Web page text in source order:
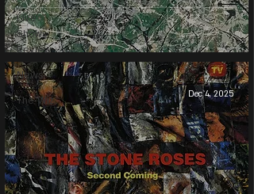
Live
Shows
Review
News
The Wiz
Dec 4, 2025